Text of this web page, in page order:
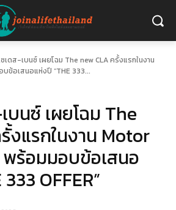
ซเดส-เบนซ์ เผยโฉม The new CLA ครั้งแรกในงาน
ข้อเสนอแห่งปี “THE 333...
บนซ์ เผยโฉม The
งแรกในงาน Motor
พร้อมมอบข้อเสนอ
OFFER”